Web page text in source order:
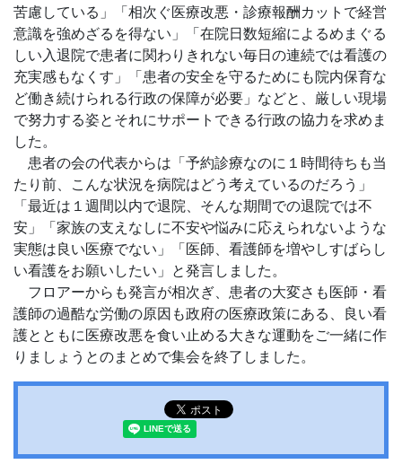
苦慮している」「相次ぐ医療改悪・診療報酬カットで経営
意識を強めざるを得ない」「在院日数短縮によるめまぐる
しい入退院で患者に関わりきれない毎日の連続では看護の
充実感もなくす」「患者の安全を守るためにも院内保育な
ど働き続けられる行政の保障が必要」などと、厳しい現場
で努力する姿とそれにサポートできる行政の協力を求めま
した。
患者の会の代表からは「予約診療なのに１時間待ちも当
たり前、こんな状況を病院はどう考えているのだろう」
「最近は１週間以内で退院、そんな期間での退院では不
安」「家族の支えなしに不安や悩みに応えられないような
実態は良い医療でない」「医師、看護師を増やしすばらし
い看護をお願いしたい」と発言しました。
フロアーからも発言が相次ぎ、患者の大変さも医師・看
護師の過酷な労働の原因も政府の医療政策にある、良い看
護とともに医療改悪を食い止める大きな運動をご一緒に作
りましょうとのまとめで集会を終了しました。